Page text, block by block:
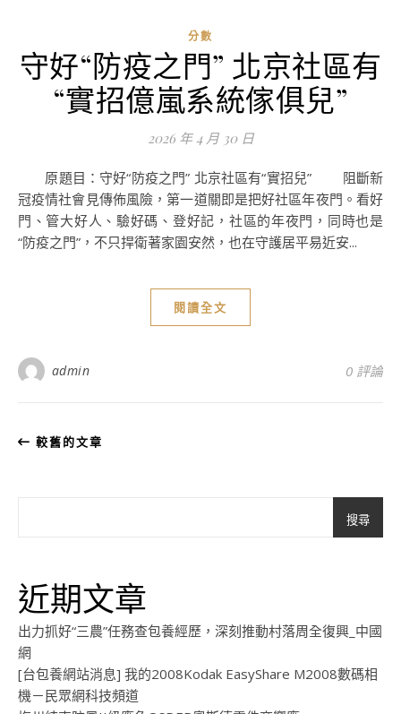
分數
守好“防疫之門” 北京社區有
“實招億嵐系統傢俱兒”
2026 年 4 月 30 日
原題目：守好“防疫之門” 北京社區有“實招兒” 阻斷新
冠疫情社會見傳佈風險，第一道關即是把好社區年夜門。看好
門、管大好人、驗好碼、登好記，社區的年夜門，同時也是
“防疫之門”，不只捍衛著家園安然，也在守護居平易近安...
閱讀全文
admin 0 評論
較舊的文章
搜尋
近期文章
出力抓好“三農”任務查包養經歷，深刻推動村落周全復興_中國
網
[台包養網站消息] 我的2008Kodak EasyShare M2008數碼相
機－民眾網科技頻道